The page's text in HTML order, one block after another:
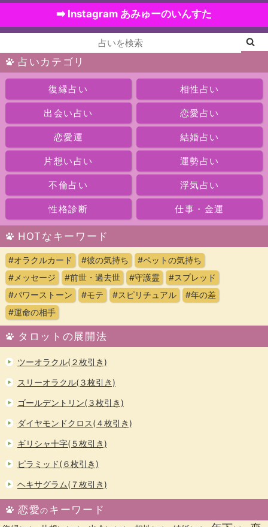
➡️ Instagram あみゅーのいんすた
占いカテゴリ
復縁占い 相性占い
出会い占い 恋愛占い
恋愛運 結婚占い
片想い占い 運勢占い
不倫占い 浮気占い
性格診断 仕事・金運
HOTなキーワード
#オラクルカード #彼の気持ち
#ペットの気持ち
#メッセージ
#前世・過去世 #守護霊
#スプレッド
#パワーストーン
#モテ #スピリチュアル
#年の差
#運命の相手
タロットの展開法
ツーオラクル(２枚引き)
スリーオラクル(３枚引き)
ゴールデントリン(３枚引き)
ダイヤモンドクロス(４枚引き)
ギリシャ十字(５枚引き)
ピラミッド(６枚引き)
ヘキサグラム(７枚引き)
恋愛のキーワード